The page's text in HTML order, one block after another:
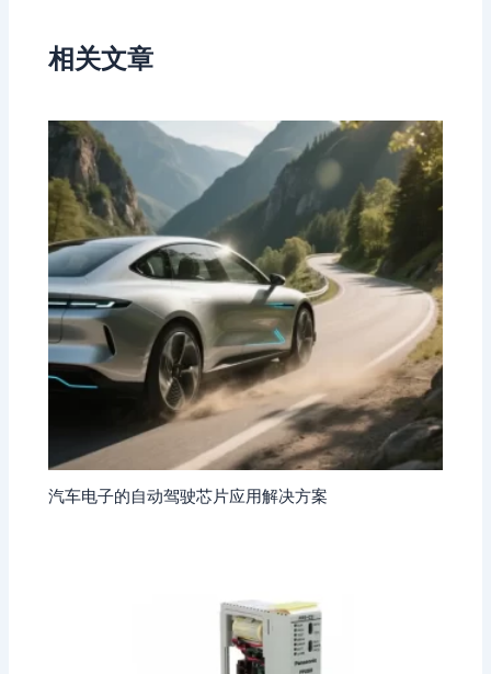
相关文章
汽车电子的自动驾驶芯片应用解决方案